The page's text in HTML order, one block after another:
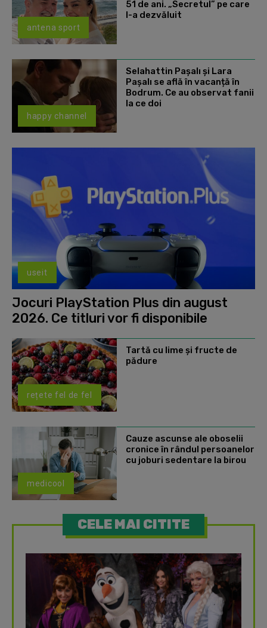
antena sport
51 de ani. „Secretul” pe care
l-a dezvăluit
happy channel
Selahattin Paşalı și Lara
Paşalı se află în vacanță în
Bodrum. Ce au observat fanii
la ce doi
useit
Jocuri PlayStation Plus din august
2026. Ce titluri vor fi disponibile
rețete fel de fel
Tartă cu lime și fructe de
pădure
medicool
Cauze ascunse ale oboselii
cronice în rândul persoanelor
cu joburi sedentare la birou
CELE MAI CITITE